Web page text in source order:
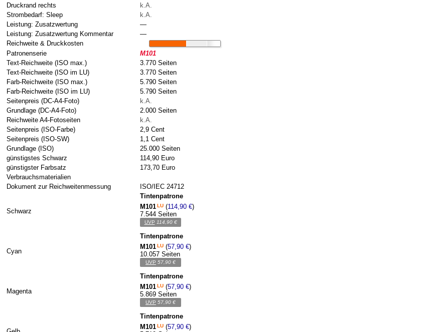
Druckrand rechts
k.A.
Strombedarf: Sleep
k.A.
Leistung: Zusatzwertung
—
Leistung: Zusatzwertung Kommentar
—
Reichweite & Druckkosten
Patronenserie
M101
Text-Reichweite (ISO max.)
3.770 Seiten
Text-Reichweite (ISO im LU)
3.770 Seiten
Farb-Reichweite (ISO max.)
5.790 Seiten
Farb-Reichweite (ISO im LU)
5.790 Seiten
Seitenpreis (DC-A4-Foto)
k.A.
Grundlage (DC-A4-Foto)
2.000 Seiten
Reichweite A4-Fotoseiten
k.A.
Seitenpreis (ISO-Farbe)
2,9 Cent
Seitenpreis (ISO-SW)
1,1 Cent
Grundlage (ISO)
25.000 Seiten
günstigstes Schwarz
114,90 Euro
günstigster Farbsatz
173,70 Euro
Verbrauchsmaterialien
Dokument zur Reichweitenmessung
ISO/IEC 24712
Schwarz
Tintenpatrone
M101LU (114,90 €)
7.544 Seiten
UVP 114,90 €
Cyan
Tintenpatrone
M101LU (57,90 €)
10.057 Seiten
UVP 57,90 €
Magenta
Tintenpatrone
M101LU (57,90 €)
5.869 Seiten
UVP 57,90 €
Tintenpatrone
M101LU (57,90 €)